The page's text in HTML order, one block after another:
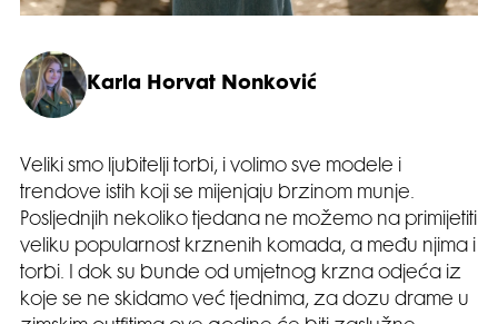
Karla Horvat Nonković
Veliki smo ljubitelji torbi, i volimo sve modele i
trendove istih koji se mijenjaju brzinom munje.
Posljednjih nekoliko tjedana ne možemo na primijetiti
veliku popularnost krznenih komada, a među njima i
torbi. I dok su bunde od umjetnog krzna odjeća iz
koje se ne skidamo već tjednima, za dozu drame u